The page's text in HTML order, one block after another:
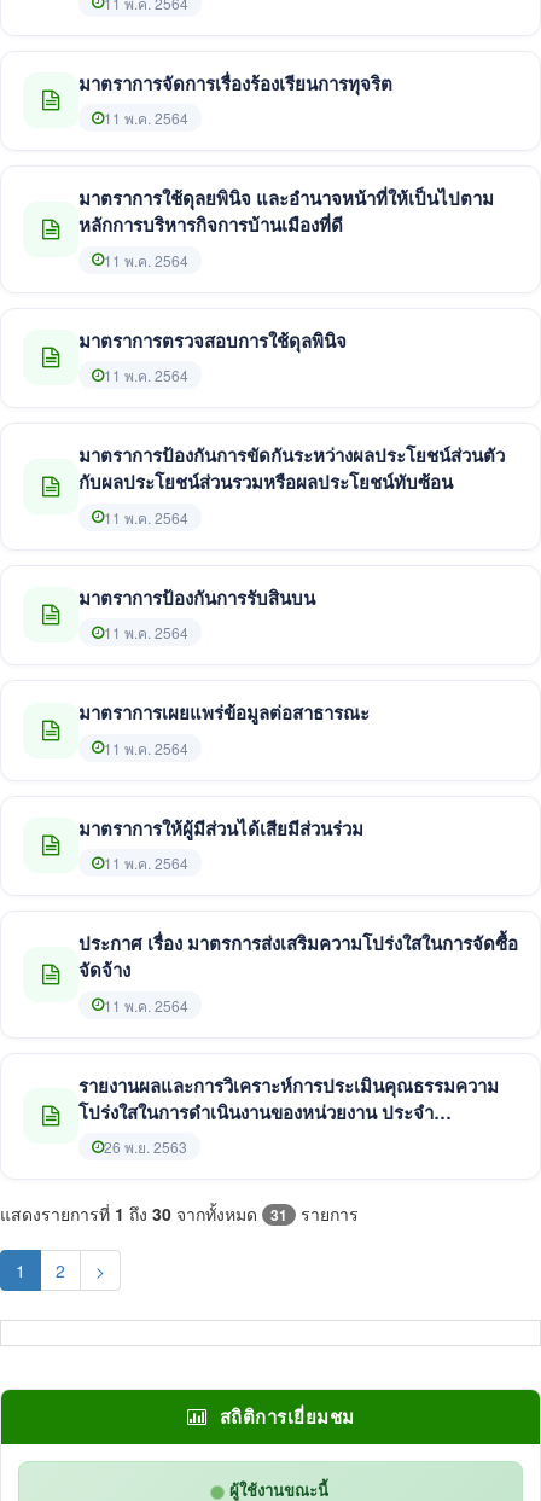
มาตราการจัดการเรื่องร้องเรียนการทุจริต
11 พ.ค. 2564
มาตราการใช้ดุลยพินิจ และอำนาจหน้าที่ให้เป็นไปตาม
หลักการบริหารกิจการบ้านเมืองที่ดี
11 พ.ค. 2564
มาตราการตรวจสอบการใช้ดุลพินิจ
11 พ.ค. 2564
มาตราการป้องกันการขัดกันระหว่างผลประโยชน์ส่วนตัว
กับผลประโยชน์ส่วนรวมหรือผลประโยชน์ทับซ้อน
11 พ.ค. 2564
มาตราการป้องกันการรับสินบน
11 พ.ค. 2564
มาตราการเผยแพร่ข้อมูลต่อสาธารณะ
11 พ.ค. 2564
มาตราการให้ผู้มีส่วนได้เสียมีส่วนร่วม
11 พ.ค. 2564
ประกาศ เรื่อง มาตรการส่งเสริมความโปร่งใสในการจัดซื้อ
จัดจ้าง
11 พ.ค. 2564
รายงานผลและการวิเคราะห์การประเมินคุณธรรมความ
โปร่งใสในการดำเนินงานของหน่วยงาน ประจำ
ปีงบประมาณ พ.ศ. 2563
26 พ.ย. 2563
แสดงรายการที่ 1 ถึง 30 จากทั้งหมด 31 รายการ
1 (current)
2 >
สถิติการเยี่ยมชม
ผู้ใช้งานขณะนี้